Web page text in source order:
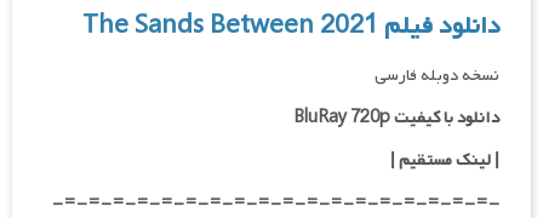
دانلود فیلم The Sands Between 2021
نسخه دوبله فارسی
دانلود با کیفیت BluRay 720p
| لینک مستقیم |
-=-=-=-=-=-=-=-=-=-=-=-=-=-=-=-=-=-=-